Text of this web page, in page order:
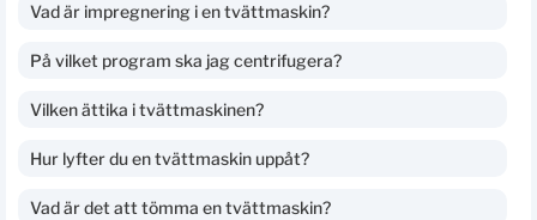
Vad är impregnering i en tvättmaskin?
På vilket program ska jag centrifugera?
Vilken ättika i tvättmaskinen?
Hur lyfter du en tvättmaskin uppåt?
Vad är det att tömma en tvättmaskin?